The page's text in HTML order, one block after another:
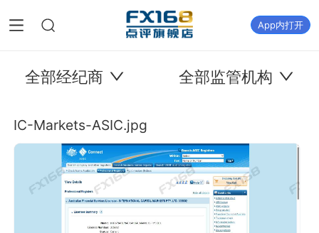
App内打开
全部经纪商 全部监管机构
IC-Markets-ASIC.jpg